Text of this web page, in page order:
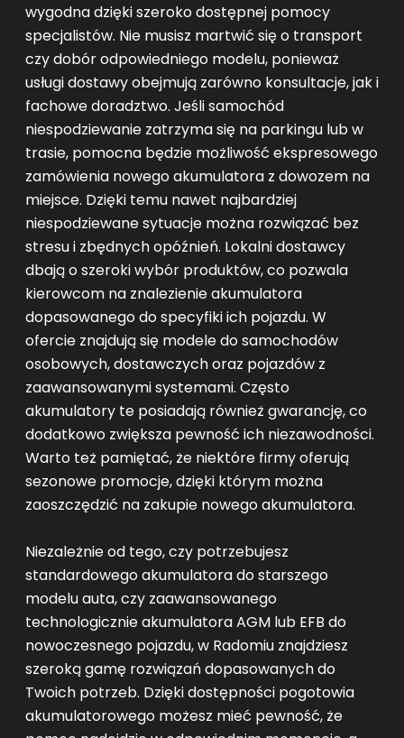
wygodna dzięki szeroko dostępnej pomocy
specjalistów. Nie musisz martwić się o transport
czy dobór odpowiedniego modelu, ponieważ
usługi dostawy obejmują zarówno konsultacje, jak i
fachowe doradztwo. Jeśli samochód
niespodziewanie zatrzyma się na parkingu lub w
trasie, pomocna będzie możliwość ekspresowego
zamówienia nowego akumulatora z dowozem na
miejsce. Dzięki temu nawet najbardziej
niespodziewane sytuacje można rozwiązać bez
stresu i zbędnych opóźnień. Lokalni dostawcy
dbają o szeroki wybór produktów, co pozwala
kierowcom na znalezienie akumulatora
dopasowanego do specyfiki ich pojazdu. W
ofercie znajdują się modele do samochodów
osobowych, dostawczych oraz pojazdów z
zaawansowanymi systemami. Często
akumulatory te posiadają również gwarancję, co
dodatkowo zwiększa pewność ich niezawodności.
Warto też pamiętać, że niektóre firmy oferują
sezonowe promocje, dzięki którym można
zaoszczędzić na zakupie nowego akumulatora.
Niezależnie od tego, czy potrzebujesz
standardowego akumulatora do starszego
modelu auta, czy zaawansowanego
technologicznie akumulatora AGM lub EFB do
nowoczesnego pojazdu, w Radomiu znajdziesz
szeroką gamę rozwiązań dopasowanych do
Twoich potrzeb. Dzięki dostępności pogotowia
akumulatorowego możesz mieć pewność, że